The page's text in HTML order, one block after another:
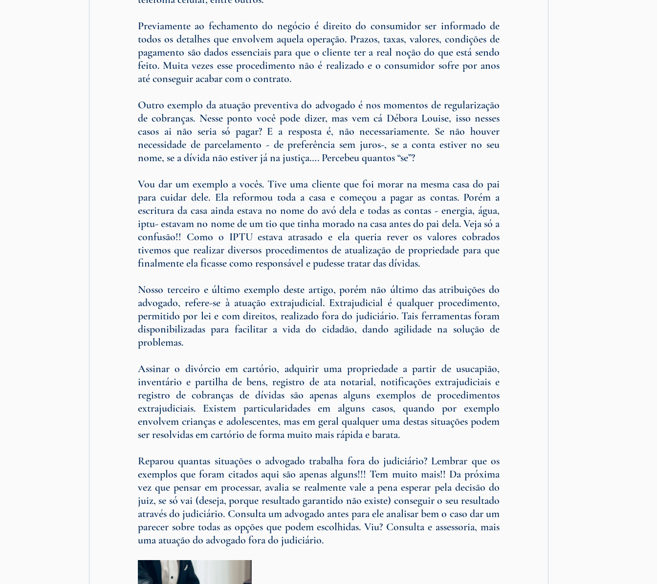
Previamente ao fechamento do negócio é direito do consumidor ser informado de
todos os detalhes que envolvem aquela operação. Prazos, taxas, valores, condições de
pagamento são dados essenciais para que o cliente ter a real noção do que está sendo
feito. Muita vezes esse procedimento não é realizado e o consumidor sofre por anos
até conseguir acabar com o contrato.
Outro exemplo da atuação preventiva do advogado é nos momentos de regularização
de cobranças. Nesse ponto você pode dizer, mas vem cá Débora Louise, isso nesses
casos ai não seria só pagar? E a resposta é, não necessariamente. Se não houver
necessidade de parcelamento - de preferência sem juros-, se a conta estiver no seu
nome, se a dívida não estiver já na justiça…. Percebeu quantos “se”?
Vou dar um exemplo a vocês. Tive uma cliente que foi morar na mesma casa do pai
para cuidar dele. Ela reformou toda a casa e começou a pagar as contas. Porém a
escritura da casa ainda estava no nome do avó dela e todas as contas - energia, água,
iptu- estavam no nome de um tio que tinha morado na casa antes do pai dela. Veja só a
confusão!! Como o IPTU estava atrasado e ela queria rever os valores cobrados
tivemos que realizar diversos procedimentos de atualização de propriedade para que
finalmente ela ficasse como responsável e pudesse tratar das dívidas.
Nosso terceiro e último exemplo deste artigo, porém não último das atribuições do
advogado, refere-se à atuação extrajudicial. Extrajudicial é qualquer procedimento,
permitido por lei e com direitos, realizado fora do judiciário. Tais ferramentas foram
disponibilizadas para facilitar a vida do cidadão, dando agilidade na solução de
problemas.
Assinar o divórcio em cartório, adquirir uma propriedade a partir de usucapião,
inventário e partilha de bens, registro de ata notarial, notificações extrajudiciais e
registro de cobranças de dívidas são apenas alguns exemplos de procedimentos
extrajudiciais. Existem particularidades em alguns casos, quando por exemplo
envolvem crianças e adolescentes, mas em geral qualquer uma destas situações podem
ser resolvidas em cartório de forma muito mais rápida e barata.
Reparou quantas situações o advogado trabalha fora do judiciário? Lembrar que os
exemplos que foram citados aqui são apenas alguns!!! Tem muito mais!! Da próxima
vez que pensar em processar, avalia se realmente vale a pena esperar pela decisão do
juiz, se só vai (deseja, porque resultado garantido não existe) conseguir o seu resultado
através do judiciário. Consulta um advogado antes para ele analisar bem o caso dar um
parecer sobre todas as opções que podem escolhidas. Viu? Consulta e assessoria, mais
uma atuação do advogado fora do judiciário.